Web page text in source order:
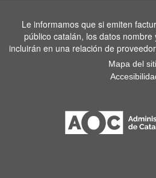
Le informamos que si emiten
público catalán, los datos
incluirán en una relación de
Mapa del